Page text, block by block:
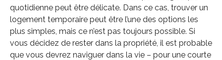
quotidienne peut être délicate. Dans ce cas, trouver un
logement temporaire peut être l’une des options les
plus simples, mais ce n’est pas toujours possible. Si
vous décidez de rester dans la propriété, il est probable
que vous devrez naviguer dans la vie – pour une courte